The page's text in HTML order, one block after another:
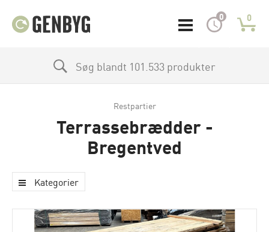
0 0
Søg blandt 101.533 produkter
Restpartier
Terrassebrædder -
Bregentved
Kategorier